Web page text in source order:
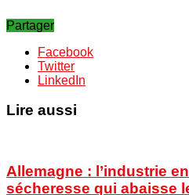
Partager
Facebook
Twitter
LinkedIn
Lire aussi
Allemagne : l’industrie
sécheresse qui abaisse